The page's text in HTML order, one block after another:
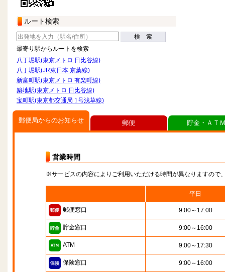
ルート検索
検 索
最寄り駅からルートを検索
八丁堀駅(東京メトロ 日比谷線)
八丁堀駅(JR東日本 京葉線)
新富町駅(東京メトロ 有楽町線)
築地駅(東京メトロ 日比谷線)
宝町駅(東京都交通局 1号浅草線)
郵便局からのお知らせ
営業時間
※サービスの内容によりご利用いただける時間が異なりますので
平日
郵便窓口 9:00～17:00
貯金窓口 9:00～16:00
ATM 9:00～17:30
保険窓口 9:00～16:00
郵便 貯金・ＡＴ